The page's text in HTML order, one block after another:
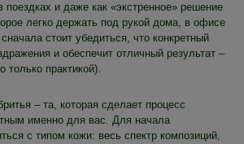
и даже как «экстренное» решение
легко держать под рукой дома, в офисе
стоит убедиться, что конкретный
и обеспечит отличный результат –
только практикой).
– та, которая сделает процесс
именно для вас. Для начала
с типом кожи: весь спектр композиций,